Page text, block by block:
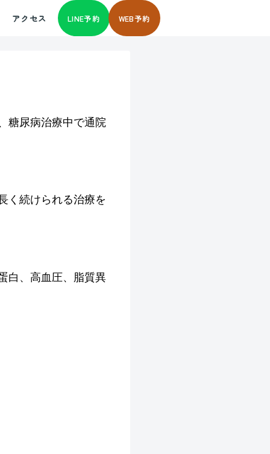
アクセス LINE予約 WEB予約
糖尿病治療中で通院
く続けられる治療を
白、高血圧、脂質異